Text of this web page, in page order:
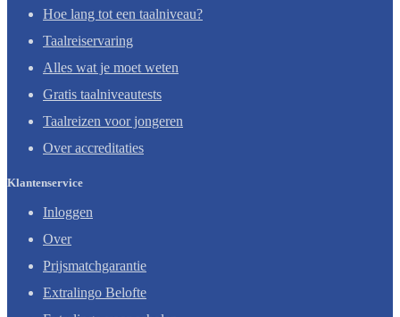
Hoe lang tot een taalniveau?
Taalreiservaring
Alles wat je moet weten
Gratis taalniveautests
Taalreizen voor jongeren
Over accreditaties
Klantenservice
Inloggen
Over
Prijsmatchgarantie
Extralingo Belofte